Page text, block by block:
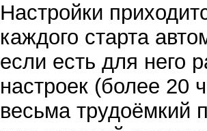
Настройки
каждого старта
если есть для него
настроек (более 20
весьма трудоёмкий